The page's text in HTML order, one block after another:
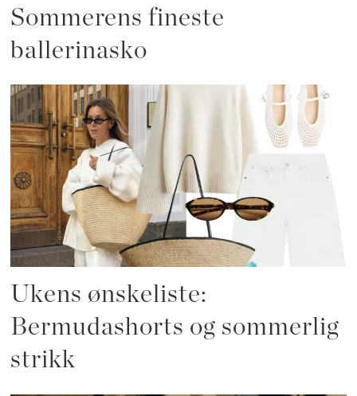
Sommerens fineste
ballerinasko
Ukens ønskeliste:
Bermudashorts og sommerlig
strikk